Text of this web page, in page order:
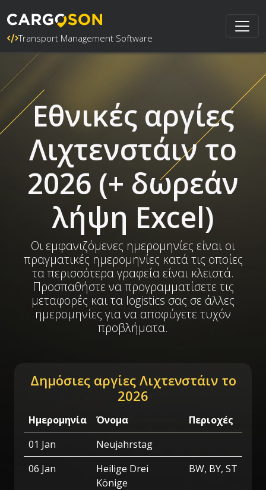
Transport Management Software
Εθνικές αργίες
Λιχτενστάιν το
2026 (+ δωρεάν
λήψη Excel)
Οι εμφανιζόμενες ημερομηνίες είναι οι
πραγματικές ημερομηνίες κατά τις οποίες
τα περισσότερα γραφεία είναι κλειστά.
Προσπαθήστε να προγραμματίσετε τις
μεταφορές και τα logistics σας σε άλλες
ημερομηνίες για να αποφύγετε τυχόν
προβλήματα.
Δημόσιες αργίες Λιχτενστάιν το
2026
Ημερομηνία Όνομα
Περιοχές
01 Jan
Neujahrstag
06 Jan
Heilige Drei
Könige
BW, BY, ST